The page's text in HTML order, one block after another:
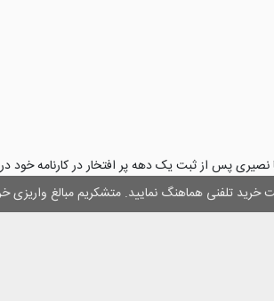
خرید تلفنی هماهنگ نمایید. متشکریم مبالغ واریزی
نصیری پس از ثبت یک دهه پر افتخار در کارنامه خود
چاپ و تبلیغات با تولید مجموعه‌های آسان کارت ۱ -۲ -۳، با کارآفرینی
کار آفرینان برتر، برآن شدند تا با ایجاد نوآوری و تحول